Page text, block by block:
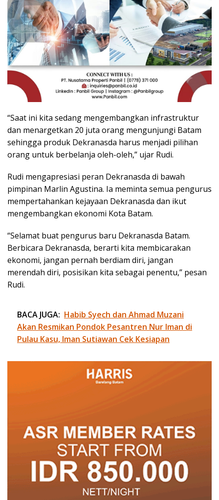
“Saat ini kita sedang mengembangkan infrastruktur
dan menargetkan 20 juta orang mengunjungi Batam
sehingga produk Dekranasda harus menjadi pilihan
orang untuk berbelanja oleh-oleh,” ujar Rudi.
Rudi mengapresiasi peran Dekranasda di bawah
pimpinan Marlin Agustina. Ia meminta semua pengurus
mempertahankan kejayaan Dekranasda dan ikut
mengembangkan ekonomi Kota Batam.
“Selamat buat pengurus baru Dekranasda Batam.
Berbicara Dekranasda, berarti kita membicarakan
ekonomi, jangan pernah berdiam diri, jangan
merendah diri, posisikan kita sebagai penentu,” pesan
Rudi.
BACA JUGA: Habib Syech dan Ahmad Muzani
Akan Resmikan Pondok Pesantren Nur Iman di
Pulau Kasu, Iman Sutiawan Cek Kesiapan